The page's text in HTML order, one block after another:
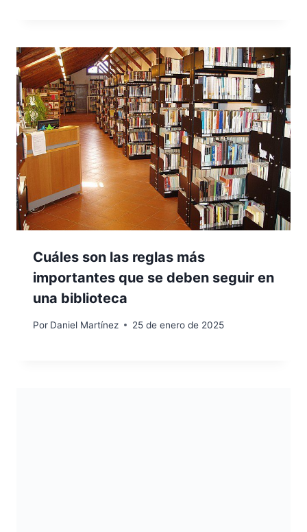
Cuáles son las reglas más
importantes que se deben seguir en
una biblioteca
Por Daniel Martínez 25 de enero de 2025